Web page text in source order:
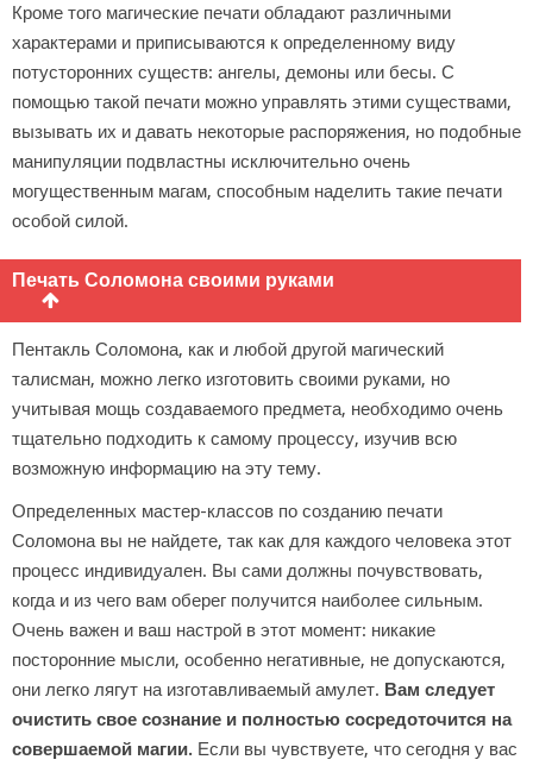
Кроме того магические печати обладают различными
характерами и приписываются к определенному виду
потусторонних существ: ангелы, демоны или бесы. С
помощью такой печати можно управлять этими существами,
вызывать их и давать некоторые распоряжения, но подобные
манипуляции подвластны исключительно очень
могущественным магам, способным наделить такие печати
особой силой.
Печать Соломона своими руками
Пентакль Соломона, как и любой другой магический
талисман, можно легко изготовить своими руками, но
учитывая мощь создаваемого предмета, необходимо очень
тщательно подходить к самому процессу, изучив всю
возможную информацию на эту тему.
Определенных мастер-классов по созданию печати
Соломона вы не найдете, так как для каждого человека этот
процесс индивидуален. Вы сами должны почувствовать,
когда и из чего вам оберег получится наиболее сильным.
Очень важен и ваш настрой в этот момент: никакие
посторонние мысли, особенно негативные, не допускаются,
они легко лягут на изготавливаемый амулет. Вам следует
очистить свое сознание и полностью сосредоточится на
совершаемой магии. Если вы чувствуете, что сегодня у вас